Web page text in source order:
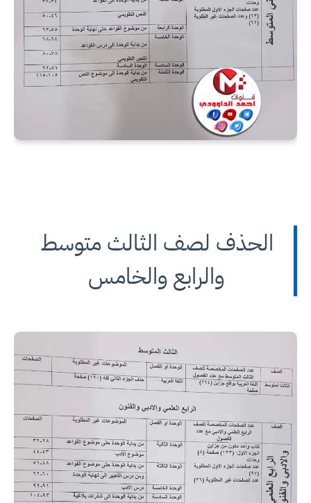
الحذف لصف الثالث متوسط
والرابع والخامس